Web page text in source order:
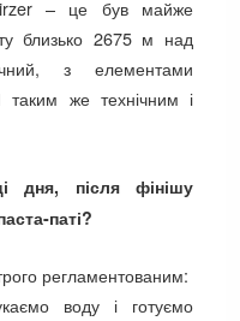
– це був майже
близько 2675 м над
з елементами
же технічним і
дня, після фінішу
паті?
регламентованим:
воду і готуємо